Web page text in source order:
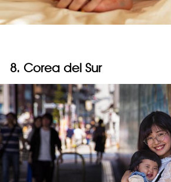
8. Corea del Sur